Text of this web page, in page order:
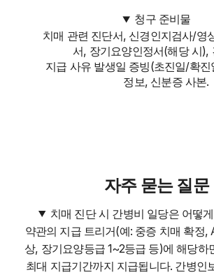
청구 준비물
치매 관련 진단서, 신경인지검사/영
서, 장기요양인정서(해당 시),
지급 사유 발생일 증빙(초진일/확
정보, 신분증 사본.
자주 묻는 질문
치매 진단 시 간병비 일당은 어떻
약관의 지급 트리거(예: 중증 치매 확정,
상, 장기요양등급 1~2등급 등)에 해당하
최대 지급기간까지 지급됩니다. 간병인